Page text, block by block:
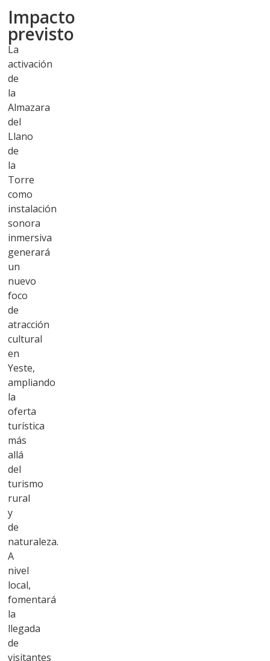
Impacto
previsto
La
activación
de
la
Almazara
del
Llano
de
la
Torre
como
instalación
sonora
inmersiva
generará
un
nuevo
foco
de
atracción
cultural
en
Yeste,
ampliando
la
oferta
turística
más
allá
del
turismo
rural
y
de
naturaleza.
A
nivel
local,
fomentará
la
llegada
de
visitantes